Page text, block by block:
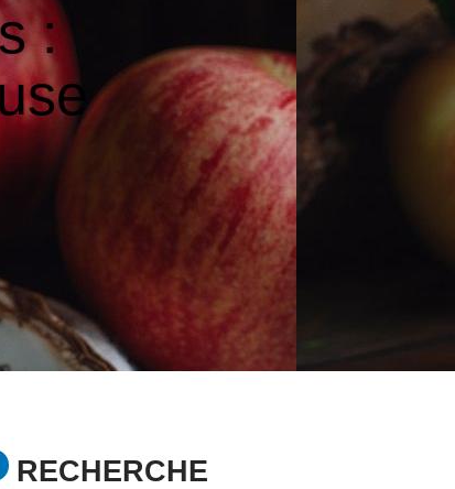
:
RECHERCHE